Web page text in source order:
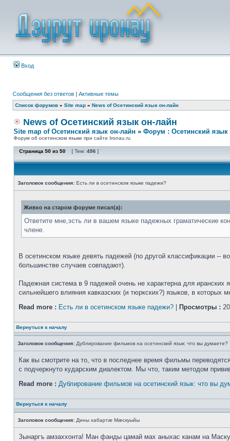
Вход
Сообщения без ответов | Активные темы
Список форумов » Site map » News of Осетинский язык он-лайн
News of Осетинский язык он-лайн
Site map of Осетинский язык он-лайн » Форум : Осетинский язык
Форум об осетинском языке при сайте Ironau.ru
Страница 50 из 50 [ Тем: 496 ]
Заголовок сообщения: Есть ли в осетинском языке падежи?
Живко на старом форуме писал(а):
Ответите мне,эсть ли в вашем языке падежных граматические
члене.
В осетинском языке девять падежей (по другой классификации --
большинстве случаев совпадают).
Падежная система в 9 падежей очень не характерна для
сильнейшего влияния кавказских (и тюркских?) языков, в которых
Read more : Есть ли в осетинском языке падежи? Просмотры :
Вернуться к началу
Заголовок сообщения: Дублирование фильмов на осетинский язык: что вы думаете?
Как вы смотрите на то, что в последнее время фильмы
с подчеркнуто кударским диалектом. Мы что, таким методом
Read more : Дублирование фильмов на осетинский язык: что вы
Вернуться к началу
Заголовок сообщения: Дины хабартæ Мæскуыйы
Зынаргъ амзаххонта! Ман фанды цамай мах аныхас канам на